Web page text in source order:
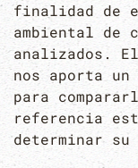
finalidad de
ambiental de
analizados.
nos aporta
para
referencia
determinar